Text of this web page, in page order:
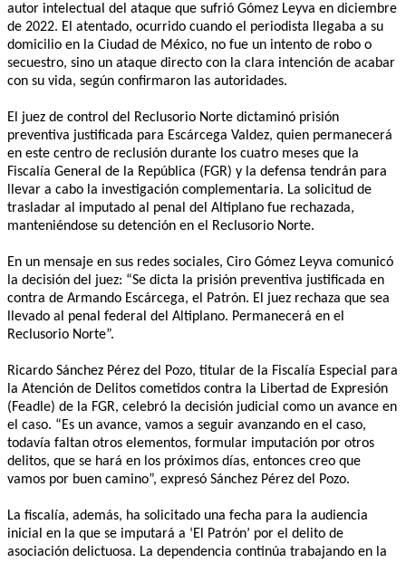
autor intelectual del ataque que sufrió Gómez Leyva en diciembre
de 2022. El atentado, ocurrido cuando el periodista llegaba a su
domicilio en la Ciudad de México, no fue un intento de robo o
secuestro, sino un ataque directo con la clara intención de acabar
con su vida, según confirmaron las autoridades.
El juez de control del Reclusorio Norte dictaminó prisión
preventiva justificada para Escárcega Valdez, quien permanecerá
en este centro de reclusión durante los cuatro meses que la
Fiscalía General de la República (FGR) y la defensa tendrán para
llevar a cabo la investigación complementaria. La solicitud de
trasladar al imputado al penal del Altiplano fue rechazada,
manteniéndose su detención en el Reclusorio Norte.
En un mensaje en sus redes sociales, Ciro Gómez Leyva comunicó
la decisión del juez: “Se dicta la prisión preventiva justificada en
contra de Armando Escárcega, el Patrón. El juez rechaza que sea
llevado al penal federal del Altiplano. Permanecerá en el
Reclusorio Norte”.
Ricardo Sánchez Pérez del Pozo, titular de la Fiscalía Especial para
la Atención de Delitos cometidos contra la Libertad de Expresión
(Feadle) de la FGR, celebró la decisión judicial como un avance en
el caso. “Es un avance, vamos a seguir avanzando en el caso,
todavía faltan otros elementos, formular imputación por otros
delitos, que se hará en los próximos días, entonces creo que
vamos por buen camino”, expresó Sánchez Pérez del Pozo.
La fiscalía, además, ha solicitado una fecha para la audiencia
inicial en la que se imputará a ‘El Patrón’ por el delito de
asociación delictuosa. La dependencia continúa trabajando en la